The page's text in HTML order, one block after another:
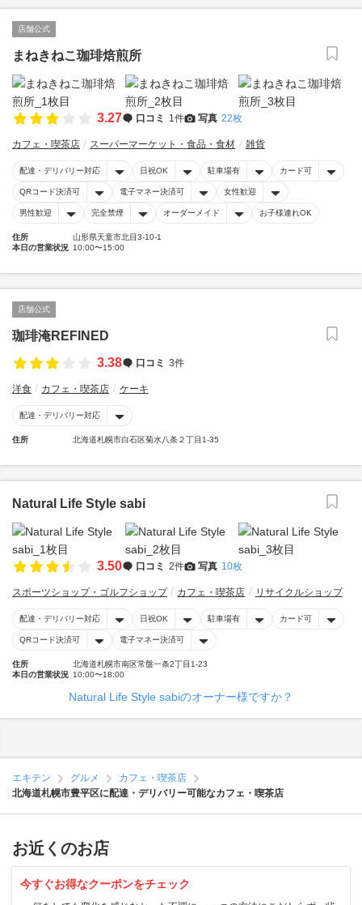
店舗公式
まねきねこ珈琲焙煎所
3.27 口コミ 1件 写真 22枚
カフェ・喫茶店 スーパーマーケット・食品・食材 雑貨
配達・デリバリー対応 日祝OK 駐車場有 カード可
QRコード決済可 電子マネー決済可 女性歓迎
男性歓迎 完全禁煙 オーダーメイド お子様連れOK
住所
山形県天童市北目3-10-1
本日の営業状況 10:00〜15:00
店舗公式
珈琲淹REFINED
3.38
口コミ 3件
洋食 カフェ・喫茶店 ケーキ
配達・デリバリー対応
住所 北海道札幌市白石区菊水八条２丁目1-35
Natural Life Style sabi
3.50 口コミ 2件 写真 10枚
スポーツショップ・ゴルフショップ カフェ・喫茶店 リサイクルショップ
配達・デリバリー対応 日祝OK 駐車場有 カード可
QRコード決済可 電子マネー決済可
住所
北海道札幌市南区常盤一条2丁目1-23
本日の営業状況 10:00〜18:00
Natural Life Style sabiのオーナー様ですか？
エキテン グルメ
カフェ・喫茶店
北海道札幌市豊平区に配達・デリバリー可能なカフェ・喫茶店
お近くのお店
今すぐお得なクーポンをチェック